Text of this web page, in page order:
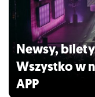
Newsy,
Wszystko w
APP